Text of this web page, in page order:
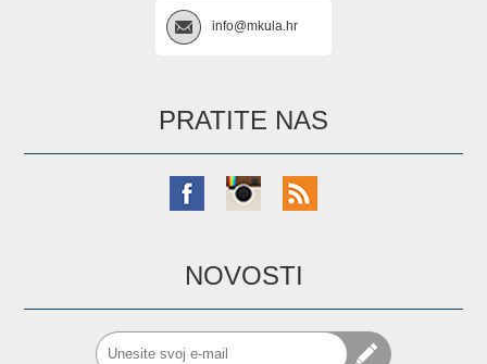
info@mkula.hr
PRATITE NAS
NOVOSTI